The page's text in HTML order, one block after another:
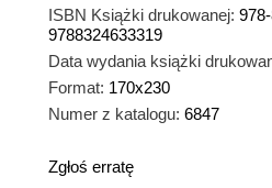
ISBN Książki drukowanej:
9788324633319
Data wydania książki
Format: 170x230
Numer z katalogu: 6847
Zgłoś erratę